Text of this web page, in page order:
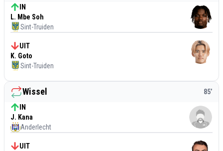
IN
L. Mbe Soh
Sint-Truiden
UIT
K. Goto
Sint-Truiden
Wissel 85’
IN
J. Kana
Anderlecht
UIT